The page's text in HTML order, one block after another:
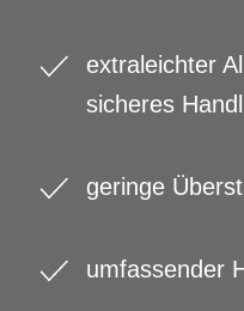
extraleichter
sicheres
geringe
umfassender